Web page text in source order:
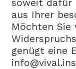
soweit dafür
aus Ihrer
Möchten Sie
genügt eine